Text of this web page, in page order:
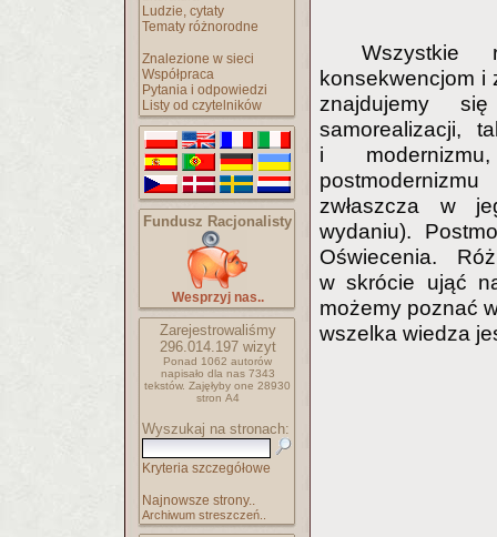
Ludzie, cytaty
Tematy różnorodne
Znalezione w sieci
Współpraca
Pytania i odpowiedzi
Listy od czytelników
Fundusz Racjonalisty
Wesprzyj nas..
Zarejestrowaliśmy
296.014.197wizyt
Ponad 1062 autorów
napisało dla nas 7343
tekstów. Zajęłyby one 28930
stron A4
Wyszukaj na stronach:
Kryteria szczegółowe
Najnowsze strony..
Archiwum streszczeń..
Wszystkie
konsekwencjom i
znajdujemy
samorealizacji,
i
zwłaszcza w
wydaniu).
Oświecenia.
w skrócie ująć
możemy poznać
wszelka wiedza